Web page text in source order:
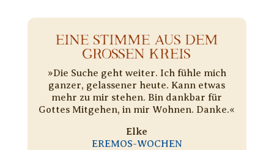
EINE STIMME AUS DEM
GROSSEN KREIS
»Die Suche geht weiter. Ich fühle mich
ganzer, gelassener heute. Kann etwas
mehr zu mir stehen. Bin dankbar für
Gottes Mitgehen, in mir Wohnen. Danke.«
Elke
EREMOS-WOCHEN